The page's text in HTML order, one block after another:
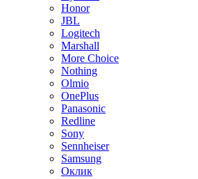
Honor
JBL
Logitech
Marshall
More Choice
Nothing
Olmio
OnePlus
Panasonic
Redline
Sony
Sennheiser
Samsung
Оклик